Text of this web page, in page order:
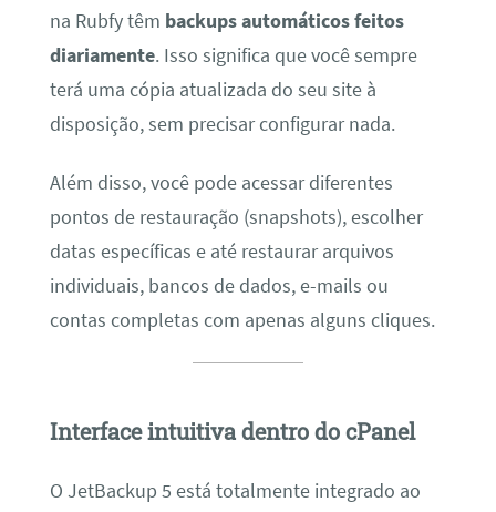
na Rubfy têm backups automáticos feitos
diariamente. Isso significa que você sempre
terá uma cópia atualizada do seu site à
disposição, sem precisar configurar nada.
Além disso, você pode acessar diferentes
pontos de restauração (snapshots), escolher
datas específicas e até restaurar arquivos
individuais, bancos de dados, e-mails ou
contas completas com apenas alguns cliques.
Interface intuitiva dentro do cPanel
O JetBackup 5 está totalmente integrado ao